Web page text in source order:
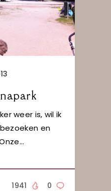
weer is, wil ik
en
0
1941